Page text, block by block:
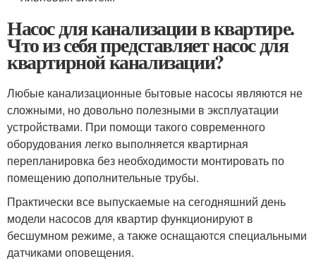
Насос для канализации в квартире.
Что из себя представляет насос для
квартирной канализации?
Любые канализационные бытовые насосы являются не
сложными, но довольно полезными в эксплуатации
устройствами. При помощи такого современного
оборудования легко выполняется квартирная
перепланировка без необходимости монтировать по
помещению дополнительные трубы.
Практически все выпускаемые на сегодняшний день
модели насосов для квартир функционируют в
бесшумном режиме, а также оснащаются специальными
датчиками оповещения.